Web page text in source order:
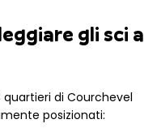
gli sci a
quartieri di Courchevel
posizionati: